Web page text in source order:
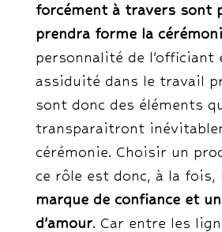
forcément à travers sont
prendra forme la
personnalité de l’officiant
assiduité dans le travail
sont donc des éléments
transparaitront
cérémonie. Choisir un
ce rôle est donc, à la fois,
marque de confiance et
d’amour. Car entre les